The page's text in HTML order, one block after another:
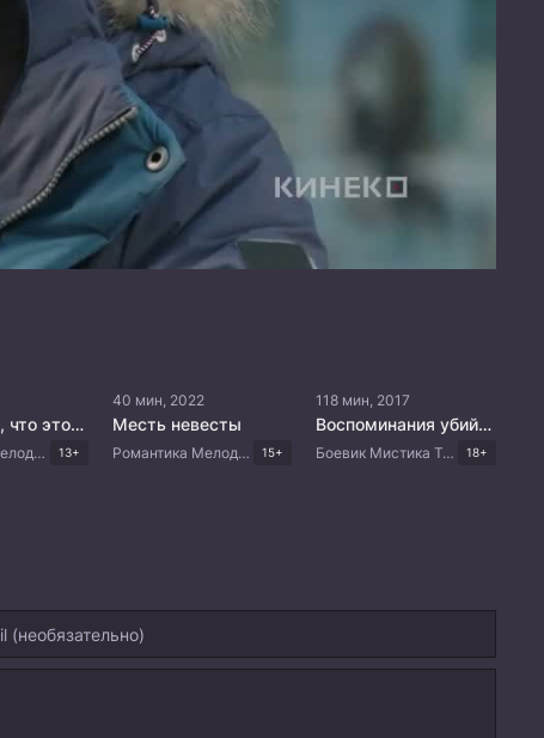
Скажи мне, что это любовь
Романтика Мелодрама Драма Корейские дорамы 13+
40 мин, 2022
Месть невесты
Романтика Мелодрама Триллер Драма Корейские дорамы 15+
118 мин, 2017
Воспоминания убийцы
Боевик Мистика Триллер Корейские дорамы 18+